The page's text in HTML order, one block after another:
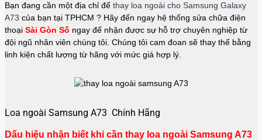
Bạn đang cần một địa chỉ để thay loa ngoài cho Samsung Galaxy
A73 của bạn tại TPHCM ? Hãy đến ngay hệ thống sửa chữa điện
thoại Sài Gòn Số ngay để nhận được sự hỗ trợ chuyên nghiệp từ
đội ngũ nhân viên chúng tôi. Chúng tôi cam đoan sẽ thay thế bằng
linh kiện chất lượng từ hãng với mức giá hợp lý.
Loa ngoài Samsung A73 Chính Hãng
Dấu hiệu nhận biết khi cần thay loa ngoài Samsung A73